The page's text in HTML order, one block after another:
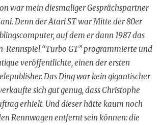
war mein diesmaliger Gesprächspartner
Denn der Atari ST war Mitte der 80er
auf dem er dann 1987 das
Rennspiel “Turbo GT” programmierte und
veröffentlichte, einen der ersten
Das Ding war kein gigantischer
sich gut genug, dass Christophe
erhielt. Und dieser hätte kaum noch
Rennwagen entfernt sein können: die